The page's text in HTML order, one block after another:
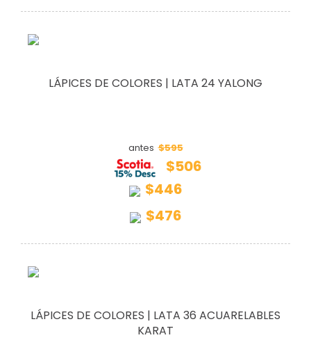
LÁPICES DE COLORES | LATA 24 YALONG
antes $595
$506
$446
$476
LÁPICES DE COLORES | LATA 36 ACUARELABLES
KARAT